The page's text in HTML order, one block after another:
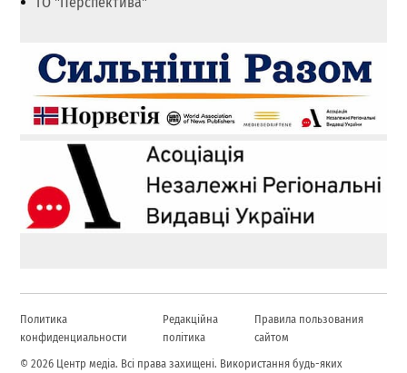
Политика
конфиденциальности
Редакційна
політика
Правила пользования
сайтом
© 2026 Центр медіа. Всі права захищені. Використання будь-яких